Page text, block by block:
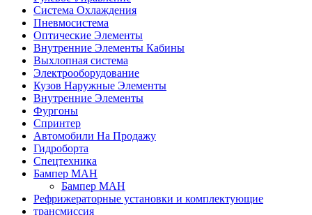
Система Охлаждения
Пневмосистема
Оптические Элементы
Внутренние Элементы Кабины
Выхлопная система
Электрооборудование
Кузов Наружные Элементы
Внутренние Элементы
Фургоны
Спринтер
Автомобили На Продажу
Гидроборта
Спецтехника
Бампер МАН
Бампер МАН
Рефрижераторные установки и комплектующие
трансмиссия